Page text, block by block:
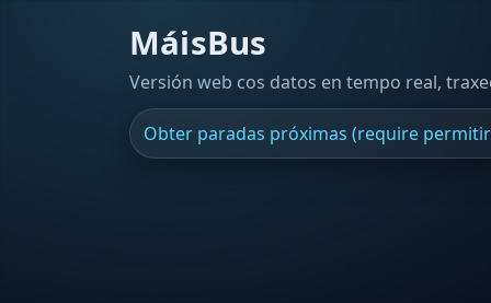
MáisBus
Versión web cos datos en tempo real,
Obter paradas próximas (require